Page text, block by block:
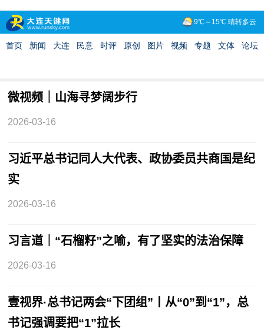
微视频｜山海寻梦阔步行
2026-03-16
习近平总书记同人大代表、政协委员共商国是纪
实
2026-03-16
习言道｜“石榴籽”之喻，有了坚实的法治保障
2026-03-16
壹视界·总书记两会“下团组”丨从“0”到“1”，总
书记强调要把“1”拉长